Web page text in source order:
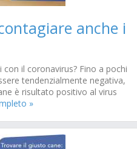
anche i
il coronavirus? Fino a pochi
tendenzialmente negativa,
è risultato positivo al virus
»